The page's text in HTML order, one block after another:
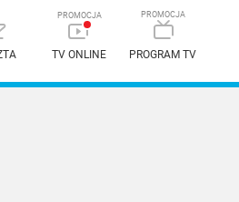
TV ONLINE PROGRAM TV